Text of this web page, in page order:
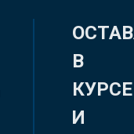
В
КУРСЕ
И